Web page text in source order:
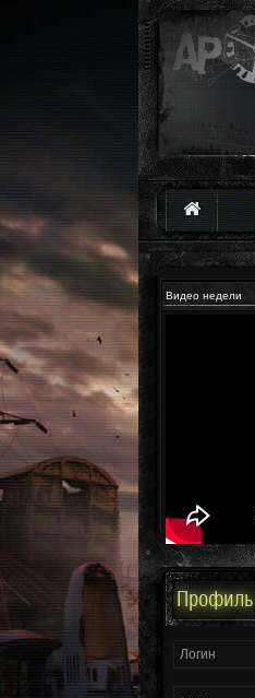
Видео недели
Профиль